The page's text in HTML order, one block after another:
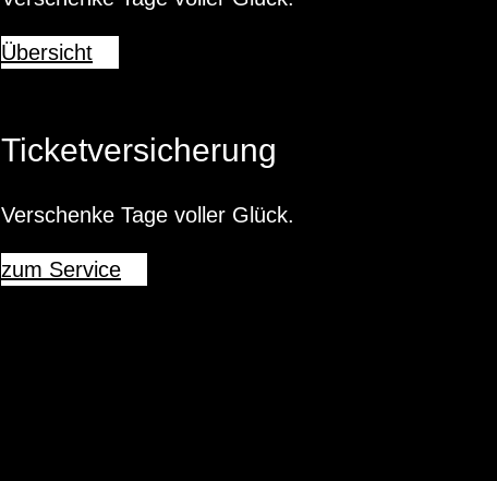
Übersicht
Ticketversicherung
Verschenke Tage voller Glück.
zum Service